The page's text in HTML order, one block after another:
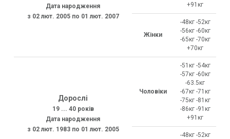
Дата народження
з 02 лют. 2005 по 01 лют. 2007
+91кг
Жінки
-48кг -52кг
-56кг -60кг
-65кг -70кг
+70кг
Дорослі
19 ... 40 років
Дата народження
з 02 лют. 1983 по 01 лют. 2005
Чоловіки
-51кг -54кг
-57кг -60кг
-63.5кг
-67кг -71кг
-75кг -81кг
-86кг -91кг
+91кг
-48кг -52кг